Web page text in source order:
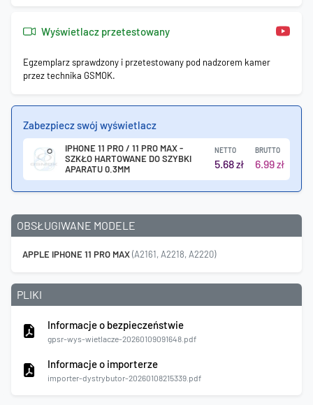
Wyświetlacz przetestowany
Egzemplarz sprawdzony i przetestowany pod nadzorem kamer
przez technika GSMOK.
Zabezpiecz swój wyświetlacz
IPHONE 11 PRO / 11 PRO MAX -
SZKŁO HARTOWANE DO SZYBKI
APARATU 0.3MM
NETTO
5.68zł
BRUTTO
6.99zł
OBSŁUGIWANE MODELE
APPLE IPHONE 11 PRO MAX(A2161, A2218, A2220)
PLIKI
Informacje o bezpieczeństwie
gpsr-wys-wietlacze-20260109091648.pdf
Informacje o importerze
importer-dystrybutor-20260108215339.pdf